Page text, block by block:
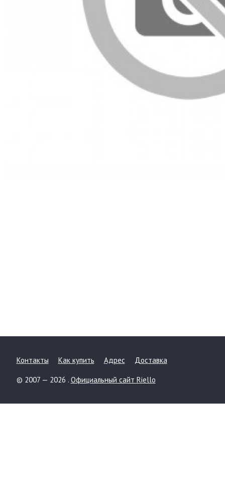
Контакты Как купить Адрес Доставка
© 2007 — 2026 . Официальный сайт Riello